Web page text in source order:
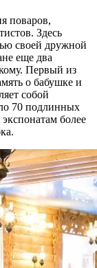
поваров,
Здесь
своей дружной
еще два
Первый из
о бабушке и
собой
70 подлинных
более